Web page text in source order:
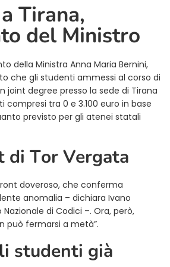
Tirana,
del Ministro
della Ministra Anna Maria Bernini,
che gli studenti ammessi al corso di
joint degree presso la sede di Tirana
tra 0 e 3.100 euro in base
previsto per gli atenei statali
di Tor Vergata
doveroso, che conferma
anomalia – dichiara Ivano
di Codici –. Ora, però,
può fermarsi a metà”.
studenti già